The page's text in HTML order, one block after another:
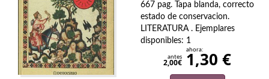
667 pag. Tapa blanda, correcto
estado de conservacion.
LITERATURA . Ejemplares
disponibles: 1
antes
2,00€
ahora:
1,30 €